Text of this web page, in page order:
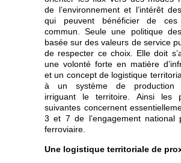
de l’environnement et l’intérêt
qui peuvent bénéficier de
commun. Seule une politique
basée sur des valeurs de service
de respecter ce choix. Elle doit
une volonté forte en matière
et un concept de logistique
à un système de production
irriguant le territoire. Ainsi les
suivantes concernent
3 et 7 de l’engagement national
ferroviaire.
Une logistique territoriale de